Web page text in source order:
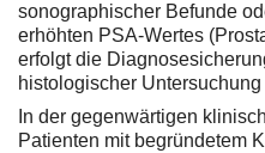
sonographischer Befunde
erhöhten PSA-Wertes
erfolgt die
histologischer
In der gegenwärtigen
Patienten mit begründetem